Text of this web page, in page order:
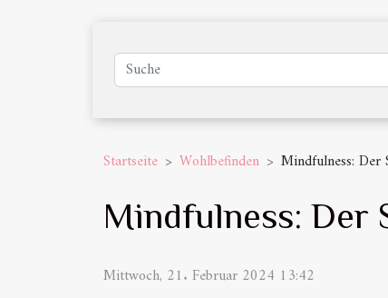
Startseite Wohlbefinden Mindfulness: Der
Mindfulness: Der
Mittwoch, 21. Februar 2024 13:42